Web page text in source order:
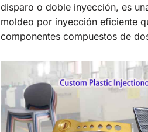
disparo o doble inyección, es
moldeo por inyección eficiente
componentes compuestos de